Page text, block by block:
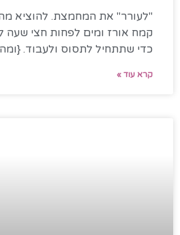
"לעורר" את המחמצת. להוציא
קמח אורז ומים לפחות חצי שעה
כדי שתתחיל לתסוס ולעבוד.
קרא עוד »